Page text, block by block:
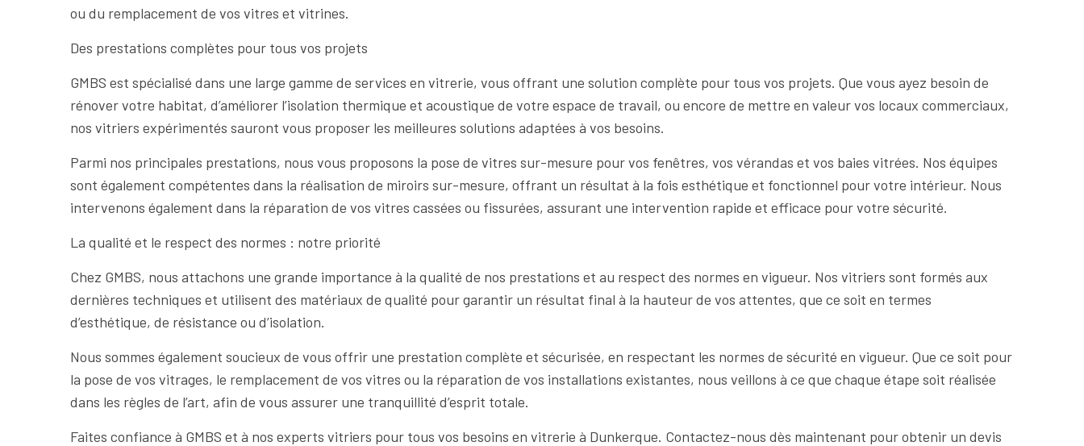
ou du remplacement de vos vitres et vitrines.
Des prestations complètes pour tous vos projets
GMBS est spécialisé dans une large gamme de services en vitrerie, vous offrant une solution complète pour tous vos projets. Que vous ayez besoin de
rénover votre habitat, d’améliorer l’isolation thermique et acoustique de votre espace de travail, ou encore de mettre en valeur vos locaux commerciaux,
nos vitriers expérimentés sauront vous proposer les meilleures solutions adaptées à vos besoins.
Parmi nos principales prestations, nous vous proposons la pose de vitres sur-mesure pour vos fenêtres, vos vérandas et vos baies vitrées. Nos équipes
sont également compétentes dans la réalisation de miroirs sur-mesure, offrant un résultat à la fois esthétique et fonctionnel pour votre intérieur. Nous
intervenons également dans la réparation de vos vitres cassées ou fissurées, assurant une intervention rapide et efficace pour votre sécurité.
La qualité et le respect des normes : notre priorité
Chez GMBS, nous attachons une grande importance à la qualité de nos prestations et au respect des normes en vigueur. Nos vitriers sont formés aux
dernières techniques et utilisent des matériaux de qualité pour garantir un résultat final à la hauteur de vos attentes, que ce soit en termes
d’esthétique, de résistance ou d’isolation.
Nous sommes également soucieux de vous offrir une prestation complète et sécurisée, en respectant les normes de sécurité en vigueur. Que ce soit pour
la pose de vos vitrages, le remplacement de vos vitres ou la réparation de vos installations existantes, nous veillons à ce que chaque étape soit réalisée
dans les règles de l’art, afin de vous assurer une tranquillité d’esprit totale.
Faites confiance à GMBS et à nos experts vitriers pour tous vos besoins en vitrerie à Dunkerque. Contactez-nous dès maintenant pour obtenir un devis